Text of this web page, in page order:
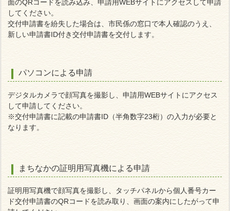
面のQRコードを読み込み、申請用WEBサイトにアクセスして申請
してください。
交付申請書を紛失した場合は、市民係の窓口で本人確認のうえ、
新しい申請書ID付き交付申請書を交付します。
パソコンによる申請
デジタルカメラで顔写真を撮影し、申請用WEBサイトにアクセス
して申請してください。
※交付申請書に記載の申請書ID（半角数字23桁）の入力が必要と
なります。
まちなかの証明用写真機による申請
証明用写真機で顔写真を撮影し、タッチパネルから個人番号カー
ド交付申請書のQRコードを読み取り、画面の案内にしたがって申